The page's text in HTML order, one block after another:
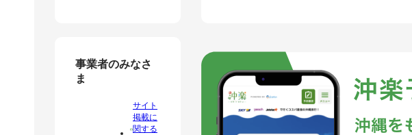
事業者のみなさ
ま
サイト
掲載に
関する